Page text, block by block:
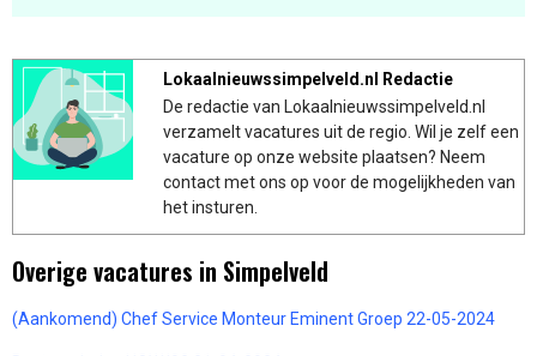
Lokaalnieuwssimpelveld.nl Redactie
De redactie van Lokaalnieuwssimpelveld.nl
verzamelt vacatures uit de regio. Wil je zelf een
vacature op onze website plaatsen? Neem
contact met ons op voor de mogelijkheden van
het insturen.
Overige vacatures in Simpelveld
(Aankomend) Chef Service Monteur Eminent Groep 22-05-2024